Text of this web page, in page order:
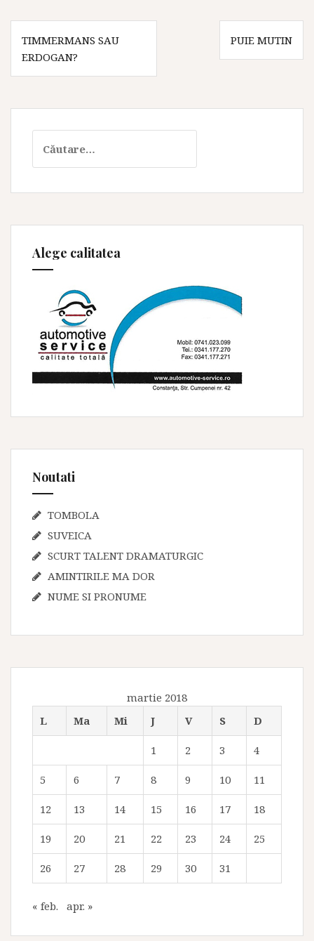
Navigare
în
articole
TIMMERMANS SAU
ERDOGAN?
PUIE MUTIN
după:
Alege calitatea
Noutati
TOMBOLA
SUVEICA
SCURT TALENT DRAMATURGIC
AMINTIRILE MA DOR
NUME SI PRONUME
martie 2018
L
Ma Mi J V S D
1 2 3 4
5 6 7 8 9 10 11
12 13 14 15 16 17 18
19 20 21 22 23 24 25
26 27 28 29 30 31
« feb. apr. »